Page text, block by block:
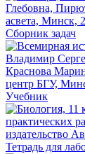
Сборник задач
Учебник
Тетрадь для